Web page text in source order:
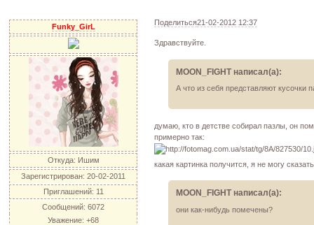
Поделиться21-02-2012 12:37
Funky_GirL
Откуда: Ишим
Зарегистрирован: 20-02-2011
Приглашений: 11
Сообщений: 6072
Уважение: +68
Здравствуйте.
MOON_FIGHT написал(а):
А что из себя представляют кусочки
думаю, кто в детстве собирал пазлы, он
примерно так:
какая картинка получится, я не могу
MOON_FIGHT написал(а):
они как-нибудь помечены?